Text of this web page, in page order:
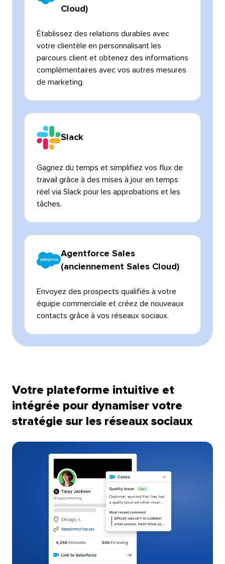
Cloud)​​
Établissez des relations durables avec
votre clientèle en personnalisant les
parcours client et obtenez des informations
complémentaires avec vos autres mesures
de marketing.​​
Slack​​
Gagnez du temps et simplifiez vos flux de
travail grâce à des mises à jour en temps
réel via Slack pour les approbations et les
tâches.​​
Agentforce Sales
(anciennement Sales Cloud)​​
Envoyez des prospects qualifiés à votre
équipe commerciale et créez de nouveaux
contacts grâce à vos réseaux sociaux.​​
Votre plateforme intuitive et
intégrée pour dynamiser votre
stratégie sur les réseaux sociaux​​